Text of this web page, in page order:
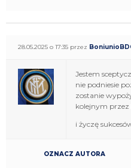
28.05.2025 o 17:35 przez
Jestem
nie podniesie
zostanie
kolejnym
i życzę
OZNACZ AUTORA